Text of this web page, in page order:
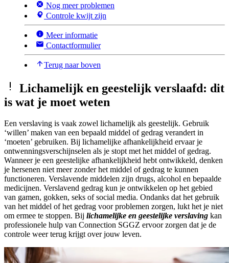
Nog meer problemen
Controle kwijt zijn
Meer informatie
Contactformulier
Terug naar boven
Lichamelijk en geestelijk verslaafd: dit
is wat je moet weten
Een verslaving is vaak zowel lichamelijk als geestelijk. Gebruik
‘willen’ maken van een bepaald middel of gedrag verandert in
‘moeten’ gebruiken. Bij lichamelijke afhankelijkheid ervaar je
ontwenningsverschijnselen als je stopt met het middel of gedrag.
Wanneer je een geestelijke afhankelijkheid hebt ontwikkeld, denken
je hersenen niet meer zonder het middel of gedrag te kunnen
functioneren. Verslavende middelen zijn drugs, alcohol en bepaalde
medicijnen. Verslavend gedrag kun je ontwikkelen op het gebied
van gamen, gokken, seks of social media. Ondanks dat het gebruik
van het middel of het gedrag voor problemen zorgen, lukt het je niet
om ermee te stoppen. Bij lichamelijke en geestelijke verslaving kan
professionele hulp van Connection SGGZ ervoor zorgen dat je de
controle weer terug krijgt over jouw leven.